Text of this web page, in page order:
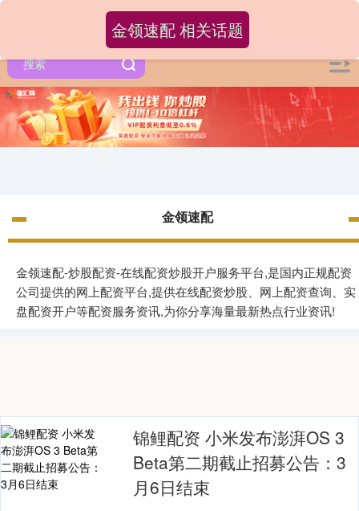
金领速配
金领速配-炒股配资-在线配资炒股开户服务平台,是国内正规配资
公司提供的网上配资平台,提供在线配资炒股、网上配资查询、实
盘配资开户等配资服务资讯,为你分享海量最新热点行业资讯!
金领速配 相关话题
锦鲤配资 小米发布澎湃OS 3
Beta第二期截止招募公告：3
月6日结束